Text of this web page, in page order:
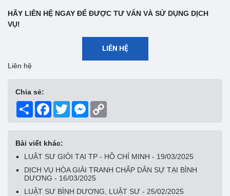
HÃY LIÊN HỆ NGAY ĐỂ ĐƯỢC TƯ VẤN VÀ SỬ DỤNG DỊCH
VỤ!
LIÊN HỆ
Liên hệ
Chia sẻ:
Share Facebook
Twitter Messenger
Bài viết khác:
LUẬT SƯ GIỎI TẠI TP - HỒ CHÍ MINH - 19/03/2025
DỊCH VỤ HÒA GIẢI TRANH CHẤP DÂN SỰ TẠI BÌNH
DƯƠNG - 16/03/2025
LUẬT SƯ BÌNH DƯƠNG, LUẬT SƯ - 25/02/2025